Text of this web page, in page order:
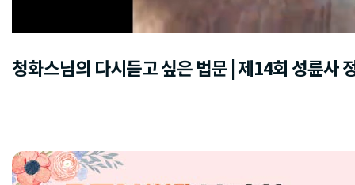
청화스님의 다시듣고 싶은 법문 | 제14회 성륜사